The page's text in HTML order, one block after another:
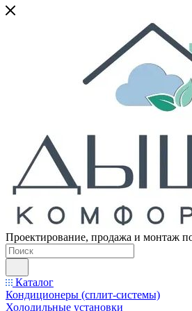
Проектирование, продажа и монтаж
Каталог
Кондиционеры (сплит-системы)
Холодильные установки